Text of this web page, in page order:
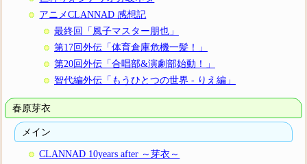
アニメCLANNAD 感想記
最終回「風子マスター朋也」
第17回外伝「体育倉庫危機一髪！」
第20回外伝「合唱部&演劇部始動！」
智代編外伝「もうひとつの世界 - りえ編」
春原芽衣
メイン
CLANNAD 10years after ～芽衣～